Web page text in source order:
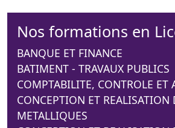
Nos formations en
BANQUE ET FINANCE
BATIMENT - TRAVAUX PUBLICS
COMPTABILITE, CONTROLE ET
CONCEPTION ET REALISATION
METALLIQUES